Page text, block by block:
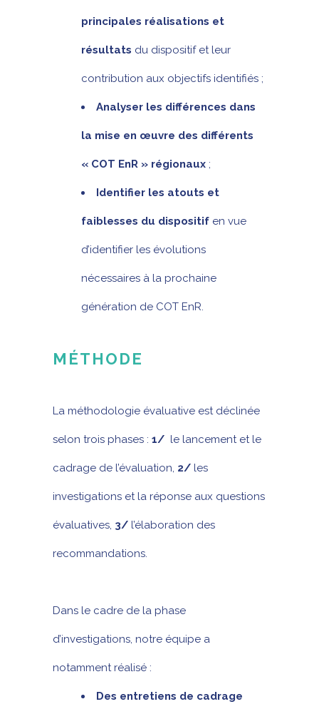
principales réalisations et
résultats du dispositif et leur
contribution aux objectifs identifiés ;
Analyser les différences dans
la mise en œuvre des différents
« COT EnR » régionaux ;
Identifier les atouts et
faiblesses du dispositif en vue
d’identifier les évolutions
nécessaires à la prochaine
génération de COT EnR.
MÉTHODE
La méthodologie évaluative est déclinée
selon trois phases : 1/ le lancement et le
cadrage de l’évaluation, 2/ les
investigations et la réponse aux questions
évaluatives, 3/ l’élaboration des
recommandations.
Dans le cadre de la phase
d’investigations, notre équipe a
notamment réalisé :
Des entretiens de cadrage